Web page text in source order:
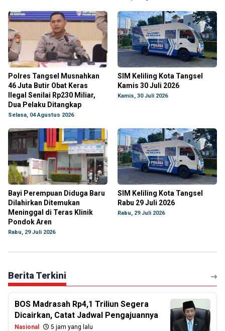
Polres Tangsel Musnahkan
46 Juta Butir Obat Keras
Ilegal Senilai Rp230 Miliar,
Dua Pelaku Ditangkap
Selasa, 04 Agustus 2026
SIM Keliling Kota Tangsel
Kamis 30 Juli 2026
Kamis, 30 Juli 2026
Bayi Perempuan Diduga Baru
Dilahirkan Ditemukan
Meninggal di Teras Klinik
Pondok Aren
Rabu, 29 Juli 2026
SIM Keliling Kota Tangsel
Rabu 29 Juli 2026
Rabu, 29 Juli 2026
Berita Terkini
BOS Madrasah Rp4,1 Triliun Segera
Dicairkan, Catat Jadwal Pengajuannya
Nasional 5 jam yang lalu